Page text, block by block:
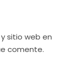
sitio web en
comente.